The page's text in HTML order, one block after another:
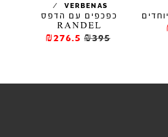
VERBENAS
/
כפכפים עם הדפס
RANDEL
₪395
₪276.5